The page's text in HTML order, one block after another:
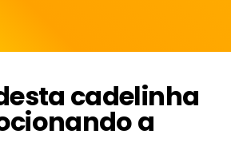
cadelinha
a